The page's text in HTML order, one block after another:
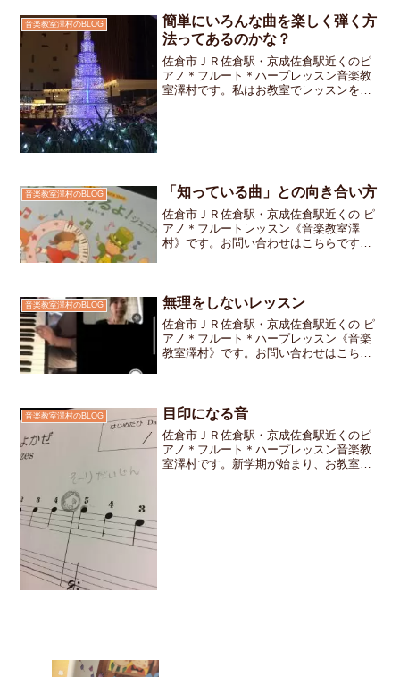
の挿絵に描き加えられた“...
音楽教室澤村のBLOG
簡単にいろんな曲を楽しく弾く方
法ってあるのかな？
佐倉市ＪＲ佐倉駅・京成佐倉駅近くのピ
アノ＊フルート＊ハープレッスン音楽教
室澤村です。私はお教室でレッスンをす
音楽教室澤村のBLOG 「知っている曲」との向き合い方
佐倉市ＪＲ佐倉駅・京成佐倉駅近くの ピ
アノ＊フルートレッスン《音楽教室澤
村》です。お問い合わせはこちらですお
もたちの耳に馴染んだメロ...
音楽教室澤村のBLOG 無理をしないレッスン
佐倉市ＪＲ佐倉駅・京成佐倉駅近くの ピ
アノ＊フルート＊ハープレッスン《音楽
教室澤村》です。お問い合わせはこちら
スンをお願いします」と...
音楽教室澤村のBLOG 目印になる音
佐倉市ＪＲ佐倉駅・京成佐倉駅近くのピ
アノ＊フルート＊ハープレッスン音楽教
室澤村です。新学期が始まり、お教室の